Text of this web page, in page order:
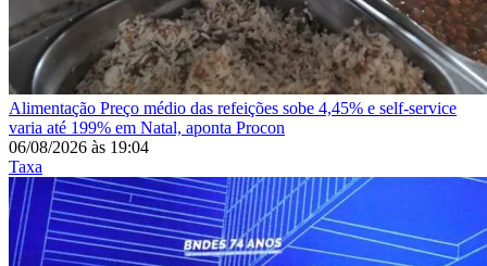
Alimentação Preço médio das refeições sobe 4,45% e self-service
varia até 199% em Natal, aponta Procon
06/08/2026 às 19:04
Taxa